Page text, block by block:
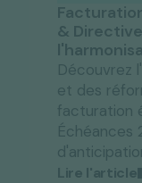
&
Découvrez
et des
facturation
Lire l'article